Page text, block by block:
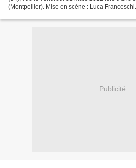
(Montpellier). Mise en scène : Luca
Publicité